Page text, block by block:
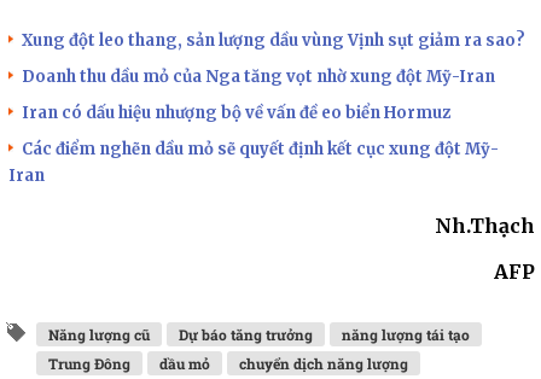
Xung đột leo thang, sản lượng dầu vùng Vịnh sụt giảm ra sao?
Doanh thu dầu mỏ của Nga tăng vọt nhờ xung đột Mỹ-Iran
Iran có dấu hiệu nhượng bộ về vấn đề eo biển Hormuz
Các điểm nghẽn dầu mỏ sẽ quyết định kết cục xung đột Mỹ-
Iran
Nh.Thạch
AFP
Năng lượng cũ Dự báo tăng trưởng
năng lượng tái tạo
Trung Đông
dầu mỏ chuyển dịch năng lượng